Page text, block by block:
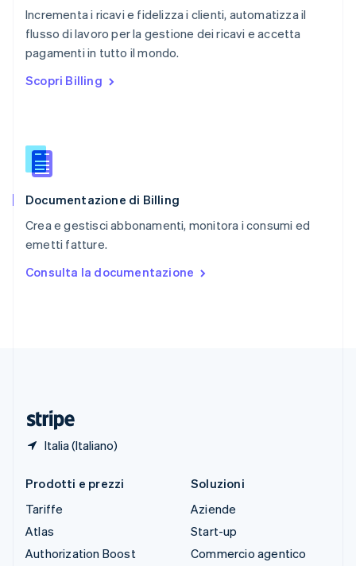
Incrementa i ricavi e fidelizza i clienti, automatizza il
flusso di lavoro per la gestione dei ricavi e accetta
pagamenti in tutto il mondo.
Scopri Billing
Documentazione di Billing
Crea e gestisci abbonamenti, monitora i consumi ed
emetti fatture.
Consulta la documentazione
Italia (Italiano)
English简体中文
Regno Unito
English
English
English
Slovacchia
Slovenia
Spagna
EspañolEnglish
English Español简体中文
Prodotti e prezzi
Tariffe
Atlas
Authorization Boost
Soluzioni
Aziende
Start-up
Commercio agentico